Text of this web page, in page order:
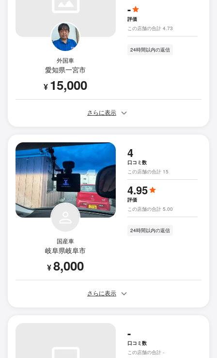
外国車
愛知県一宮市
¥ 15,000
-
評価
この店舗の合計 4.73
24時間以内の返信
さらに表示
国産車
岐阜県岐阜市
¥8,000
4
口コミ数
この店舗の合計 15
4.95
評価
この店舗の合計 5.00
24時間以内の返信
さらに表示
-
口コミ数
この店舗の合計 -